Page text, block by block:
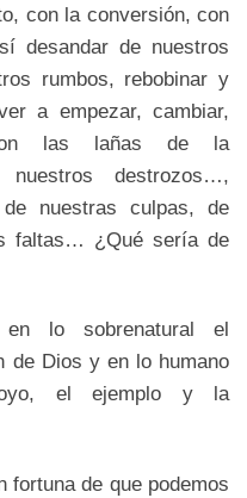
con la conversión, con
desandar de nuestros
rumbos, rebobinar y
a empezar, cambiar,
las lañas de la
destrozos…,
nuestras culpas, de
faltas… ¿Qué sería de
en lo sobrenatural el
de Dios y en lo humano
el ejemplo y la
fortuna de que podemos